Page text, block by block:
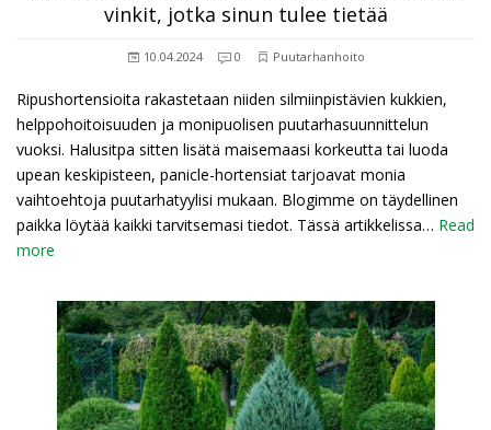
vinkit, jotka sinun tulee tietää
10.04.2024 0 Puutarhanhoito
Ripushortensioita rakastetaan niiden silmiinpistävien kukkien,
helppohoitoisuuden ja monipuolisen puutarhasuunnittelun
vuoksi. Halusitpa sitten lisätä maisemaasi korkeutta tai luoda
upean keskipisteen, panicle-hortensiat tarjoavat monia
vaihtoehtoja puutarhatyylisi mukaan. Blogimme on täydellinen
paikka löytää kaikki tarvitsemasi tiedot. Tässä artikkelissa… Read
more